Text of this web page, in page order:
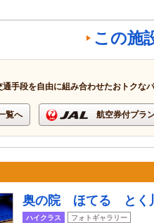
この施
通手段を自由に組み合わせたおトクな
覧へ 航空券付プラ
奥の院 ほてる とく
ハイクラス フォトギャラリー